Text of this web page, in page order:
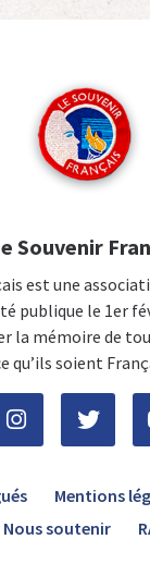
Souvenir
est une
publique le 1er
la mémoire de
qu’ils soient
Mentions
Nous soutenir